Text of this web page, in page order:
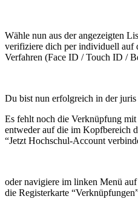
Wähle nun aus der angezeigten
verifiziere dich per individuell auf
Verfahren (Face ID / Touch ID /
Du bist nun erfolgreich in der
Es fehlt noch die Verknüpfung
entweder auf die im Kopfbereich
“Jetzt Hochschul-Account
oder navigiere im linken Menü
die Registerkarte